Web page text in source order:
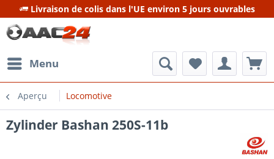
Livraison de colis dans l'UE environ 5 jours ouvrables
Menu
Aperçu Locomotive
Zylinder Bashan 250S-11b